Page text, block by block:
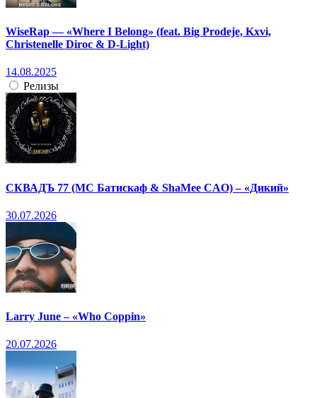
WiseRap — «Where I Belong» (feat. Big Prodeje, Kxvi,
Christenelle Diroc & D-Light)
14.08.2025
Релизы
СКВАДЪ 77 (МС Батискаф & ShaMee CAO) – «Дикий»
30.07.2026
Larry June – «Who Coppin»
20.07.2026